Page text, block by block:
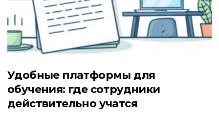
Удобные платформы для
обучения: где сотрудники
действительно учатся